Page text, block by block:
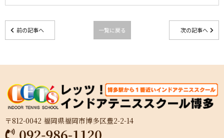
前の記事へ 一覧に戻る 次の記事へ
〒812-0042 福岡県福岡市博多区豊2-2-14